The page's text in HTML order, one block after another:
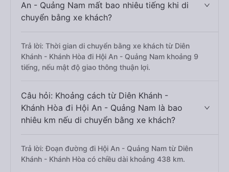
An - Quảng Nam mất bao nhiêu tiếng khi di
chuyển bằng xe khách?
Trả lời: Thời gian di chuyển bằng xe khách từ Diên
Khánh - Khánh Hòa đi Hội An - Quảng Nam khoảng 9
tiếng, nếu mật độ giao thông thuận lợi.
Câu hỏi: Khoảng cách từ Diên Khánh -
Khánh Hòa đi Hội An - Quảng Nam là bao
nhiêu km nếu di chuyển bằng xe khách?
Trả lời: Đoạn đường đi Hội An - Quảng Nam từ Diên
Khánh - Khánh Hòa có chiều dài khoảng 438 km.